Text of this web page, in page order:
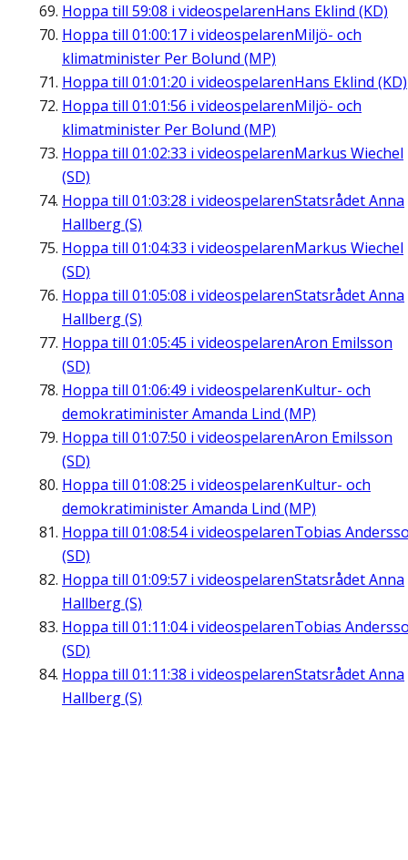
Hoppa till 59:08 i videospelarenHans Eklind (KD)
Hoppa till 01:00:17 i videospelarenMiljö- och
klimatminister Per Bolund (MP)
Hoppa till 01:01:20 i videospelarenHans Eklind (KD)
Hoppa till 01:01:56 i videospelarenMiljö- och
klimatminister Per Bolund (MP)
Hoppa till 01:02:33 i videospelarenMarkus Wiechel
(SD)
Hoppa till 01:03:28 i videospelarenStatsrådet Anna
Hallberg (S)
Hoppa till 01:04:33 i videospelarenMarkus Wiechel
(SD)
Hoppa till 01:05:08 i videospelarenStatsrådet Anna
Hallberg (S)
Hoppa till 01:05:45 i videospelarenAron Emilsson
(SD)
Hoppa till 01:06:49 i videospelarenKultur- och
demokratiminister Amanda Lind (MP)
Hoppa till 01:07:50 i videospelarenAron Emilsson
(SD)
Hoppa till 01:08:25 i videospelarenKultur- och
demokratiminister Amanda Lind (MP)
Hoppa till 01:08:54i videospelarenTobias
(SD)
Hoppa till 01:09:57 i videospelarenStatsrådet Anna
Hallberg (S)
Hoppa till 01:11:04i videospelarenTobias
(SD)
Hoppa till 01:11:38 i videospelarenStatsrådet Anna
Hallberg (S)